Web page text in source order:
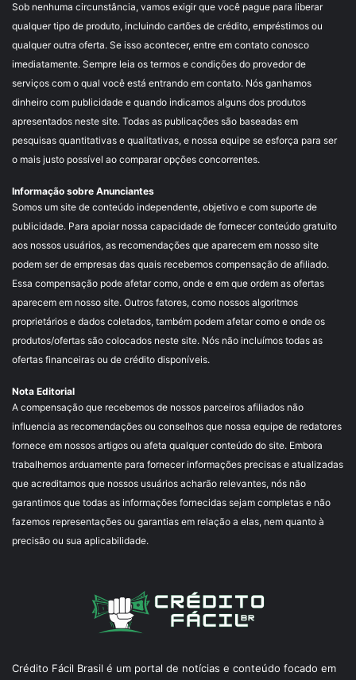
Sob nenhuma circunstância, vamos exigir que você pague para liberar
qualquer tipo de produto, incluindo cartões de crédito, empréstimos ou
qualquer outra oferta. Se isso acontecer, entre em contato conosco
imediatamente. Sempre leia os termos e condições do provedor de
serviços com o qual você está entrando em contato. Nós ganhamos
dinheiro com publicidade e quando indicamos alguns dos produtos
apresentados neste site. Todas as publicações são baseadas em
pesquisas quantitativas e qualitativas, e nossa equipe se esforça para ser
o mais justo possível ao comparar opções concorrentes.
Informação sobre Anunciantes
Somos um site de conteúdo independente, objetivo e com suporte de
publicidade. Para apoiar nossa capacidade de fornecer conteúdo gratuito
aos nossos usuários, as recomendações que aparecem em nosso site
podem ser de empresas das quais recebemos compensação de afiliado.
Essa compensação pode afetar como, onde e em que ordem as ofertas
aparecem em nosso site. Outros fatores, como nossos algoritmos
proprietários e dados coletados, também podem afetar como e onde os
produtos/ofertas são colocados neste site. Nós não incluímos todas as
ofertas financeiras ou de crédito disponíveis.
Nota Editorial
A compensação que recebemos de nossos parceiros afiliados não
influencia as recomendações ou conselhos que nossa equipe de redatores
fornece em nossos artigos ou afeta qualquer conteúdo do site. Embora
trabalhemos arduamente para fornecer informações precisas e atualizadas
que acreditamos que nossos usuários acharão relevantes, nós não
garantimos que todas as informações fornecidas sejam completas e não
fazemos representações ou garantias em relação a elas, nem quanto à
precisão ou sua aplicabilidade.
Crédito Fácil Brasil é um portal de notícias e conteúdo focado em